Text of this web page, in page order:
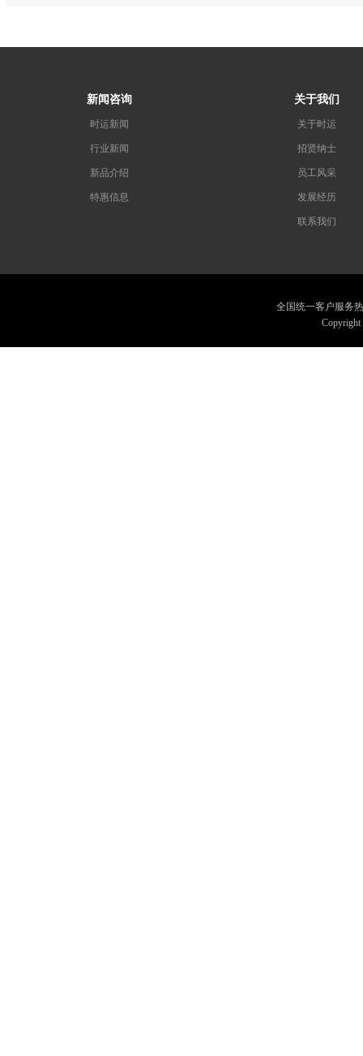
新闻咨询
时运新闻
行业新闻
新品介绍
特惠信息
关于我们
关于时运
招贤纳士
员工风采
发展经历
联系我们
全国统一客户服务